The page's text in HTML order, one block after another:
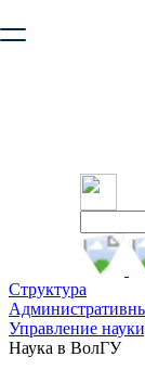
безопасную
Структура
Управление
Наука в ВолГУ